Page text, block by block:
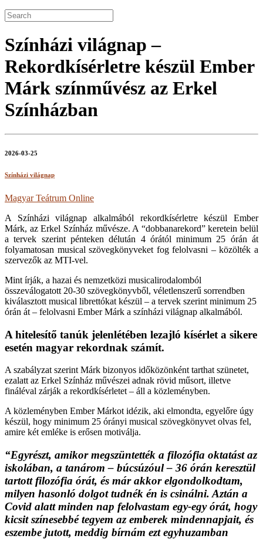
Színházi világnap –
Rekordkísérletre készül Ember
Márk színművész az Erkel
Színházban
2026-03-25
Színházi világnap
Magyar Teátrum Online
A Színházi világnap alkalmából rekordkísérletre készül Ember
Márk, az Erkel Színház művésze. A “dobbanarekord” keretein belül
a tervek szerint pénteken délután 4 órától minimum 25 órán át
folyamatosan musical szövegkönyveket fog felolvasni – közölték a
szervezők az MTI-vel.
Mint írják, a hazai és nemzetközi musicalirodalomból
összeválogatott 20-30 szövegkönyvből, véletlenszerű sorrendben
kiválasztott musical librettókat készül – a tervek szerint minimum 25
órán át – felolvasni Ember Márk a színházi világnap alkalmából.
A hitelesítő tanúk jelenlétében lezajló kísérlet a sikere
esetén magyar rekordnak számít.
A szabályzat szerint Márk bizonyos időközönként tarthat szünetet,
ezalatt az Erkel Színház művészei adnak rövid műsort, illetve
fináléval zárják a rekordkísérletet – áll a közleményben.
A közleményben Ember Márkot idézik, aki elmondta, egyelőre úgy
készül, hogy minimum 25 órányi musical szövegkönyvet olvas fel,
amire két emléke is erősen motiválja.
“Egyrészt, amikor megszüntették a filozófia oktatást az
iskolában, a tanárom – búcsúzóul – 36 órán keresztül
tartott filozófia órát, és már akkor elgondolkodtam,
milyen hasonló dolgot tudnék én is csinálni. Aztán a
Covid alatt minden nap felolvastam egy-egy órát, hogy
kicsit színesebbé tegyem az emberek mindennapjait, és
eszembe jutott, meddig bírnám ezt egyhuzamban